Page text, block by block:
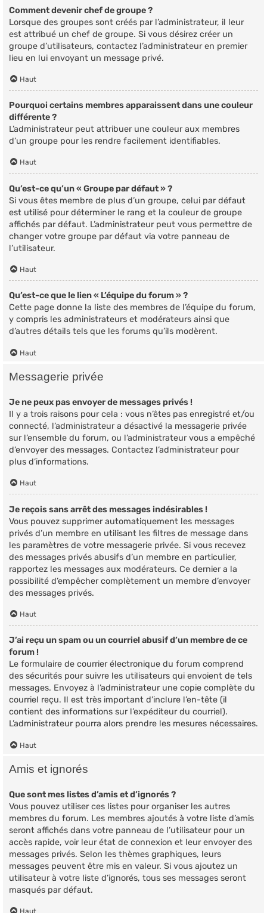
Comment devenir chef de groupe ?
Lorsque des groupes sont créés par l’administrateur, il leur
est attribué un chef de groupe. Si vous désirez créer un
groupe d’utilisateurs, contactez l’administrateur en premier
lieu en lui envoyant un message privé.
Haut
Pourquoi certains membres apparaissent dans une couleur
différente ?
L’administrateur peut attribuer une couleur aux membres
d’un groupe pour les rendre facilement identifiables.
Haut
Qu’est-ce qu’un « Groupe par défaut » ?
Si vous êtes membre de plus d’un groupe, celui par défaut
est utilisé pour déterminer le rang et la couleur de groupe
affichés par défaut. L’administrateur peut vous permettre de
changer votre groupe par défaut via votre panneau de
l’utilisateur.
Haut
Qu’est-ce que le lien « L’équipe du forum » ?
Cette page donne la liste des membres de l’équipe du forum,
y compris les administrateurs et modérateurs ainsi que
d’autres détails tels que les forums qu’ils modèrent.
Haut
Messagerie privée
Je ne peux pas envoyer de messages privés !
Il y a trois raisons pour cela : vous n’êtes pas enregistré et/ou
connecté, l’administrateur a désactivé la messagerie privée
sur l’ensemble du forum, ou l’administrateur vous a empêché
d’envoyer des messages. Contactez l’administrateur pour
plus d’informations.
Haut
Je reçois sans arrêt des messages indésirables !
Vous pouvez supprimer automatiquement les messages
privés d’un membre en utilisant les filtres de message dans
les paramètres de votre messagerie privée. Si vous recevez
des messages privés abusifs d’un membre en particulier,
rapportez les messages aux modérateurs. Ce dernier a la
possibilité d’empêcher complètement un membre d’envoyer
des messages privés.
Haut
J’ai reçu un spam ou un courriel abusif d’un membre de ce
forum !
Le formulaire de courrier électronique du forum comprend
des sécurités pour suivre les utilisateurs qui envoient de tels
messages. Envoyez à l’administrateur une copie complète du
courriel reçu. Il est très important d’inclure l’en-tête (il
contient des informations sur l’expéditeur du courriel).
L’administrateur pourra alors prendre les mesures nécessaires.
Haut
Amis et ignorés
Que sont mes listes d’amis et d’ignorés ?
Vous pouvez utiliser ces listes pour organiser les autres
membres du forum. Les membres ajoutés à votre liste d’amis
seront affichés dans votre panneau de l’utilisateur pour un
accès rapide, voir leur état de connexion et leur envoyer des
messages privés. Selon les thèmes graphiques, leurs
messages peuvent être mis en valeur. Si vous ajoutez un
utilisateur à votre liste d’ignorés, tous ses messages seront
masqués par défaut.